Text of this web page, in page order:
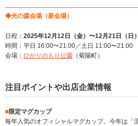
◆光の森会場（新会場）
日程： 2025年12月12日（金）〜12月21日（日）
時間：平日 16:00〜21:00／土日 11:00〜21:00
会場： ひかりのもり公園 （菊陽町）
注目ポイントや出店企業情報
■限定マグカップ
毎年人気のオフィシャルマグカップ。今年は「